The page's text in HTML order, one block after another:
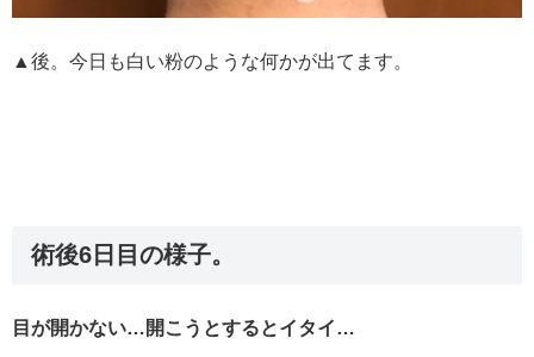
▲後。今日も白い粉のような何かが出てます。
術後6日目の様子。
目が開かない…開こうとするとイタイ…